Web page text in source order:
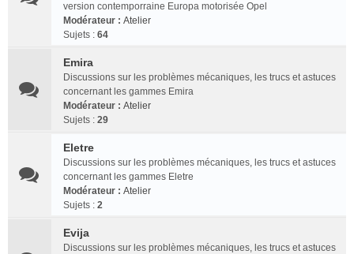
version contemporraine Europa motorisée Opel
Modérateur : Atelier
Sujets : 64
Emira
Discussions sur les problèmes mécaniques, les trucs et astuces
concernant les gammes Emira
Modérateur : Atelier
Sujets : 29
Eletre
Discussions sur les problèmes mécaniques, les trucs et astuces
concernant les gammes Eletre
Modérateur : Atelier
Sujets : 2
Evija
Discussions sur les problèmes mécaniques, les trucs et astuces